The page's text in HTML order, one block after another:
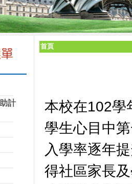
計
首頁
本校在102學
學生心目中
入學率逐年
得社區家長